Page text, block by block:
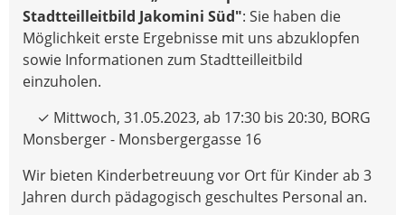
Stadtteilleitbild Jakomini Süd": Sie haben die
Möglichkeit erste Ergebnisse mit uns abzuklopfen
sowie Informationen zum Stadtteilleitbild
einzuholen.
✓ Mittwoch, 31.05.2023, ab 17:30 bis 20:30, BORG
Monsberger - Monsbergergasse 16
Wir bieten Kinderbetreuung vor Ort für Kinder ab 3
Jahren durch pädagogisch geschultes Personal an.